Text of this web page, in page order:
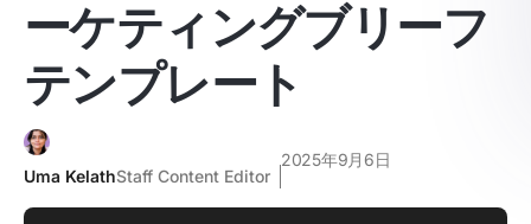
ーケティングブリーフ
テンプレート
Uma KelathStaff Content Editor
2025年9月6日